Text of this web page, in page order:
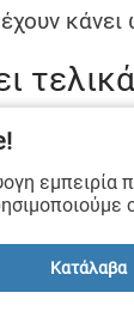
εμπειρία
Κατάλαβα
κάνει
τίτλος